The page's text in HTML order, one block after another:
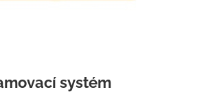
systém